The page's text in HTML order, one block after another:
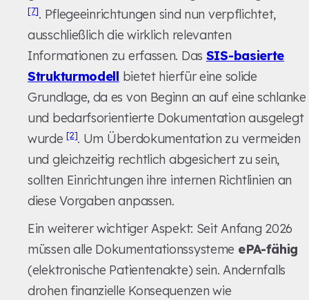
[7]. Pflegeeinrichtungen sind nun verpflichtet,
ausschließlich die wirklich relevanten
Informationen zu erfassen. Das SIS-basierte
Strukturmodell bietet hierfür eine solide
Grundlage, da es von Beginn an auf eine schlanke
und bedarfsorientierte Dokumentation ausgelegt
wurde[2]. Um Überdokumentation zu vermeiden
und gleichzeitig rechtlich abgesichert zu sein,
sollten Einrichtungen ihre internen Richtlinien an
diese Vorgaben anpassen.
Ein weiterer wichtiger Aspekt: Seit Anfang 2026
müssen alle Dokumentationssysteme ePA-fähig
(elektronische Patientenakte) sein. Andernfalls
drohen finanzielle Konsequenzen wie